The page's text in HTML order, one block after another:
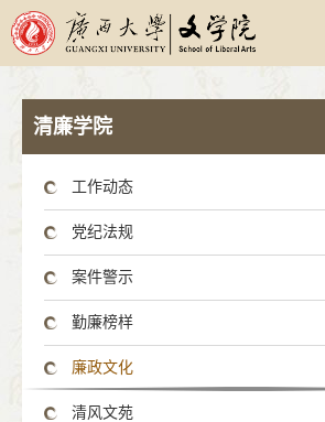
清廉学院
工作动态
党纪法规
案件警示
勤廉榜样
廉政文化
清风文苑